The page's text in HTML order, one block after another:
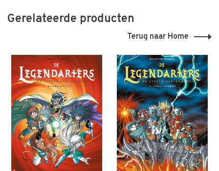
Gerelateerde producten
Terug naar Home